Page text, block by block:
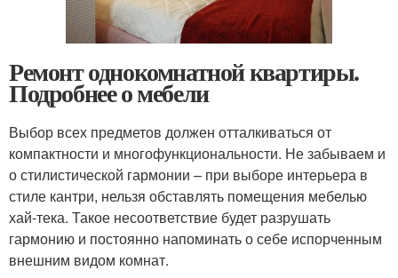
Ремонт однокомнатной квартиры.
Подробнее о мебели
Выбор всех предметов должен отталкиваться от
компактности и многофункциональности. Не забываем и
о стилистической гармонии – при выборе интерьера в
стиле кантри, нельзя обставлять помещения мебелью
хай-тека. Такое несоответствие будет разрушать
гармонию и постоянно напоминать о себе испорченным
внешним видом комнат.